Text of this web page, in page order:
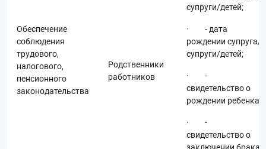
Обеспечение
соблюдения
трудового,
налогового,
пенсионного
законодательства
Родственники
работников
супруги/детей;
· - дата
рождении супруга/
супруги/детей;
· -
свидетельство о
рождении ребенка;
· -
свидетельство о